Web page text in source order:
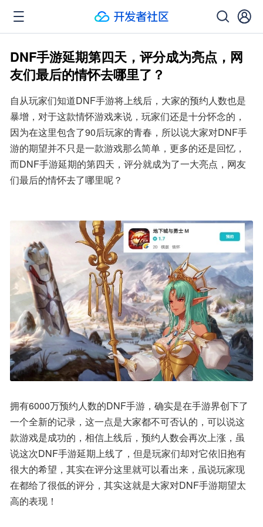
DNF手游延期第四天，评分成为亮点，网
友们最后的情怀去哪里了？
自从玩家们知道DNF手游将上线后，大家的预约人数也是
暴增，对于这款情怀游戏来说，玩家们还是十分怀念的，
因为在这里包含了90后玩家的青春，所以说大家对DNF手
游的期望并不只是一款游戏那么简单，更多的还是回忆，
而DNF手游延期的第四天，评分就成为了一大亮点，网友
们最后的情怀去了哪里呢？
拥有6000万预约人数的DNF手游，确实是在手游界创下了
一个全新的记录，这一点是大家都不可否认的，可以说这
款游戏是成功的，相信上线后，预约人数会再次上涨，虽
说这次DNF手游延期上线了，但是玩家们却对它依旧抱有
很大的希望，其实在评分这里就可以看出来，虽说玩家现
在都给了很低的评分，其实这就是大家对DNF手游期望太
高的表现！